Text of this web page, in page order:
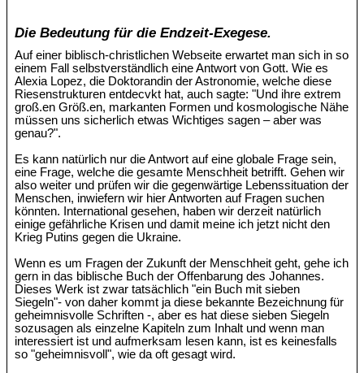
Die Bedeutung für die Endzeit-Exegese.
Auf einer biblisch-christlichen Webseite erwartet man sich in so
einem Fall selbstverständlich eine Antwort von Gott. Wie es
Alexia Lopez, die Doktorandin der Astronomie, welche diese
Riesenstrukturen entdecvkt hat, auch sagte: "Und ihre extrem
groß.en Größ.en, markanten Formen und kosmologische Nähe
müssen uns sicherlich etwas Wichtiges sagen – aber was
genau?".
Es kann natürlich nur die Antwort auf eine globale Frage sein,
eine Frage, welche die gesamte Menschheit betrifft. Gehen wir
also weiter und prüfen wir die gegenwärtige Lebenssituation der
Menschen, inwiefern wir hier Antworten auf Fragen suchen
könnten. International gesehen, haben wir derzeit natürlich
einige gefährliche Krisen und damit meine ich jetzt nicht den
Krieg Putins gegen die Ukraine.
Wenn es um Fragen der Zukunft der Menschheit geht, gehe ich
gern in das biblische Buch der Offenbarung des Johannes.
Dieses Werk ist zwar tatsächlich "ein Buch mit sieben
Siegeln"- von daher kommt ja diese bekannte Bezeichnung für
geheimnisvolle Schriften -, aber es hat diese sieben Siegeln
sozusagen als einzelne Kapiteln zum Inhalt und wenn man
interessiert ist und aufmerksam lesen kann, ist es keinesfalls
so "geheimnisvoll", wie da oft gesagt wird.